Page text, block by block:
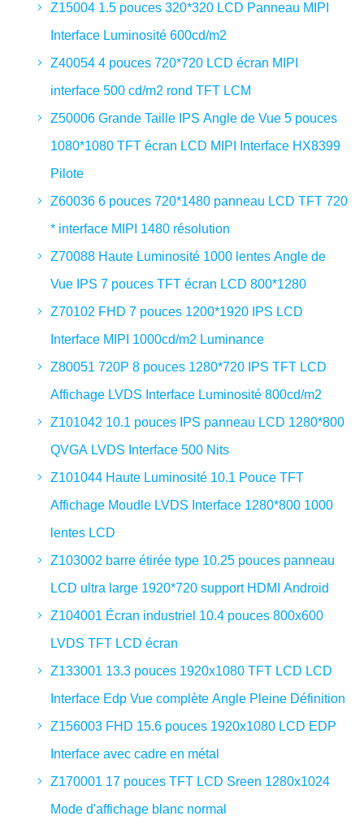
Z15004 1.5 pouces 320*320 LCD Panneau MIPI
Interface Luminosité 600cd/m2
Z40054 4 pouces 720*720 LCD écran MIPI
interface 500 cd/m2 rond TFT LCM
Z50006 Grande Taille IPS Angle de Vue 5 pouces
1080*1080 TFT écran LCD MIPI Interface HX8399
Pilote
Z60036 6 pouces 720*1480 panneau LCD TFT 720
* interface MIPI 1480 résolution
Z70088 Haute Luminosité 1000 lentes Angle de
Vue IPS 7 pouces TFT écran LCD 800*1280
Z70102 FHD 7 pouces 1200*1920 IPS LCD
Interface MIPI 1000cd/m2 Luminance
Z80051 720P 8 pouces 1280*720 IPS TFT LCD
Affichage LVDS Interface Luminosité 800cd/m2
Z101042 10.1 pouces IPS panneau LCD 1280*800
QVGA LVDS Interface 500 Nits
Z101044 Haute Luminosité 10.1 Pouce TFT
Affichage Moudle LVDS Interface 1280*800 1000
lentes LCD
Z103002 barre étirée type 10.25 pouces panneau
LCD ultra large 1920*720 support HDMI Android
Z104001 Écran industriel 10.4 pouces 800x600
LVDS TFT LCD écran
Z133001 13.3 pouces 1920x1080 TFT LCD LCD
Interface Edp Vue complète Angle Pleine Définition
Z156003 FHD 15.6 pouces 1920x1080 LCD EDP
Interface avec cadre en métal
Z170001 17 pouces TFT LCD Sreen 1280x1024
Mode d'affichage blanc normal